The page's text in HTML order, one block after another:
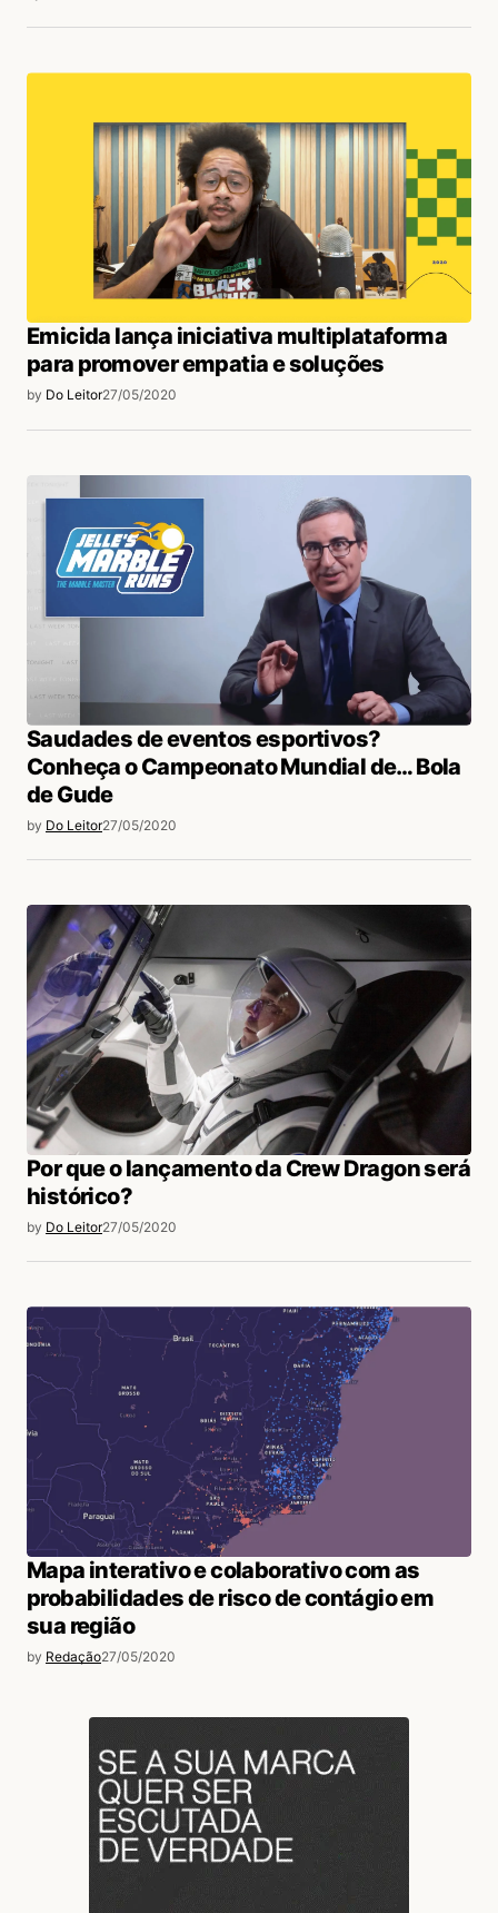
Emicida lança iniciativa multiplataforma
para promover empatia e soluções
by Do Leitor27/05/2020
Saudades de eventos esportivos?
Conheça o Campeonato Mundial de… Bola
de Gude
by Do Leitor27/05/2020
Por que o lançamento da Crew Dragon será
histórico?
by Do Leitor27/05/2020
Mapa interativo e colaborativo com as
probabilidades de risco de contágio em
sua região
by Redação27/05/2020